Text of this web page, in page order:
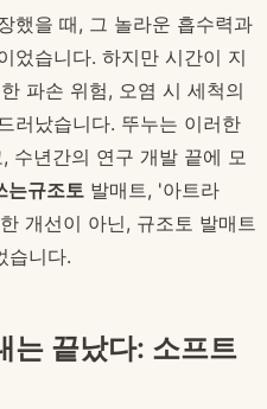
했을 때, 그 놀라운 흡수력과
었습니다. 하지만 시간이 지
파손 위험, 오염 시 세척의
러났습니다. 뚜누는 이러한
수년간의 연구 개발 끝에 모
는규조토 발매트, '아트라
개선이 아닌, 규조토 발매트
습니다.
는 끝났다: 소프트